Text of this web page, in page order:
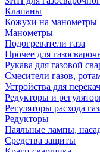
Клапаны
Кожухи на манометры
Манометры
Подогреватели газа
Прочее для
Рукава для газовой
Смесители газов,
Устройства для
Редукторы и
Регуляторы расхода
Редукторы
Паяльные лампы,
Средства защиты